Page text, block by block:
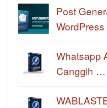
Post
Whatsapp
Canggih …